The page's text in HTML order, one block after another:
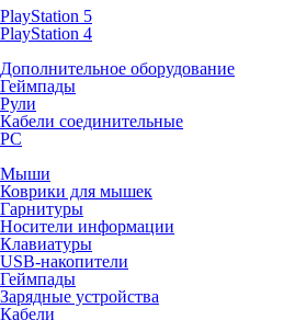
PlayStation 5
PlayStation 4
Дополнительное оборудование
Геймпады
Рули
Кабели соединительные
PC
Мыши
Коврики для мышек
Гарнитуры
Носители информации
Клавиатуры
USB-накопители
Геймпады
Зарядные устройства
Кабели